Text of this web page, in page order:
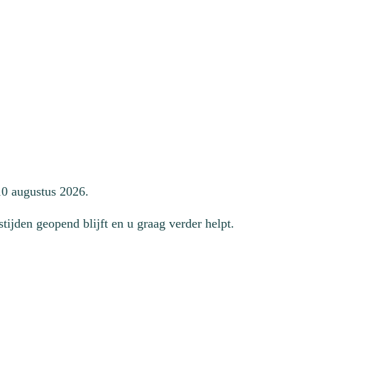
augustus 2026.
geopend blijft en u graag verder helpt.